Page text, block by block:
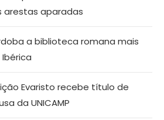
arestas aparadas
a biblioteca romana mais
Evaristo recebe título de
da UNICAMP